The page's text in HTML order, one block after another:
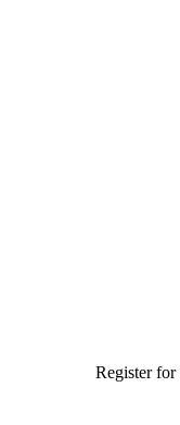
Register